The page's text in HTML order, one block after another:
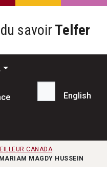
savoir Telfer
Recherche...
English
CANADA
MAGDY HUSSEIN